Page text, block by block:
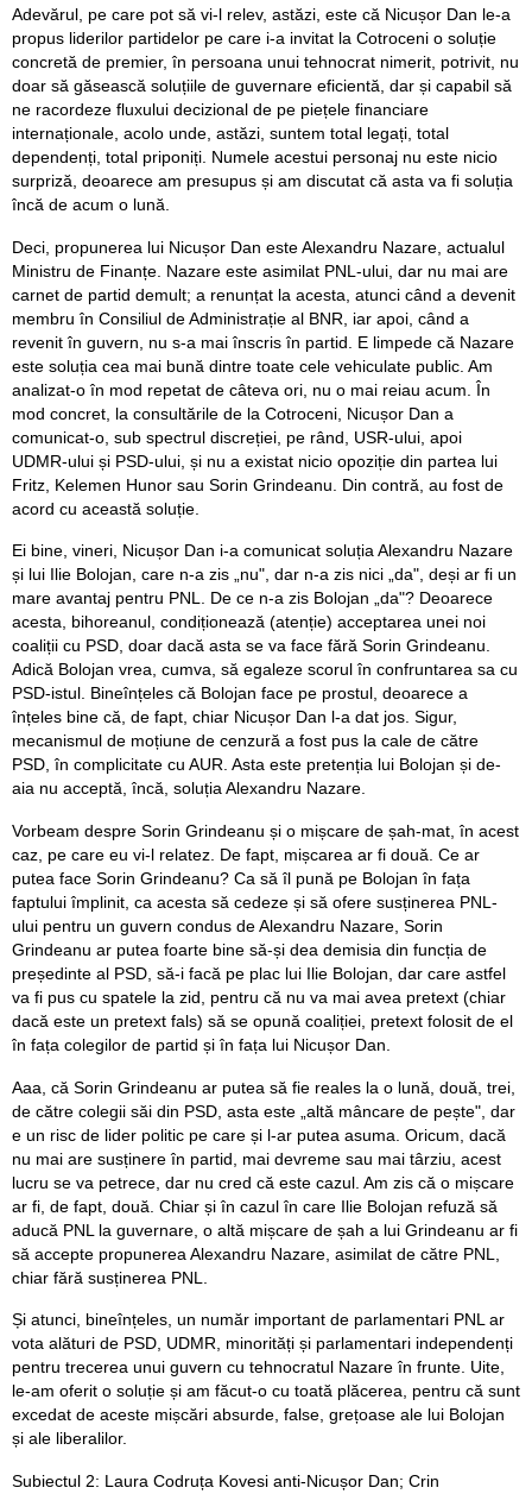
Adevărul, pe care pot să vi-l relev, astăzi, este că Nicușor Dan le-a
propus liderilor partidelor pe care i-a invitat la Cotroceni o soluție
concretă de premier, în persoana unui tehnocrat nimerit, potrivit, nu
doar să găsească soluțiile de guvernare eficientă, dar și capabil să
ne racordeze fluxului decizional de pe piețele financiare
internaționale, acolo unde, astăzi, suntem total legați, total
dependenți, total priponiți. Numele acestui personaj nu este nicio
surpriză, deoarece am presupus și am discutat că asta va fi soluția
încă de acum o lună.
Deci, propunerea lui Nicușor Dan este Alexandru Nazare, actualul
Ministru de Finanțe. Nazare este asimilat PNL-ului, dar nu mai are
carnet de partid demult; a renunțat la acesta, atunci când a devenit
membru în Consiliul de Administrație al BNR, iar apoi, când a
revenit în guvern, nu s-a mai înscris în partid. E limpede că Nazare
este soluția cea mai bună dintre toate cele vehiculate public. Am
analizat-o în mod repetat de câteva ori, nu o mai reiau acum. În
mod concret, la consultările de la Cotroceni, Nicușor Dan a
comunicat-o, sub spectrul discreției, pe rând, USR-ului, apoi
UDMR-ului și PSD-ului, și nu a existat nicio opoziție din partea lui
Fritz, Kelemen Hunor sau Sorin Grindeanu. Din contră, au fost de
acord cu această soluție.
Ei bine, vineri, Nicușor Dan i-a comunicat soluția Alexandru Nazare
și lui Ilie Bolojan, care n-a zis „nu", dar n-a zis nici „da", deși ar fi un
mare avantaj pentru PNL. De ce n-a zis Bolojan „da"? Deoarece
acesta, bihoreanul, condiționează (atenție) acceptarea unei noi
coaliții cu PSD, doar dacă asta se va face fără Sorin Grindeanu.
Adică Bolojan vrea, cumva, să egaleze scorul în confruntarea sa cu
PSD-istul. Bineînțeles că Bolojan face pe prostul, deoarece a
înțeles bine că, de fapt, chiar Nicușor Dan l-a dat jos. Sigur,
mecanismul de moțiune de cenzură a fost pus la cale de către
PSD, în complicitate cu AUR. Asta este pretenția lui Bolojan și de-
aia nu acceptă, încă, soluția Alexandru Nazare.
Vorbeam despre Sorin Grindeanu și o mișcare de șah-mat, în acest
caz, pe care eu vi-l relatez. De fapt, mișcarea ar fi două. Ce ar
putea face Sorin Grindeanu? Ca să îl pună pe Bolojan în fața
faptului împlinit, ca acesta să cedeze și să ofere susținerea PNL-
ului pentru un guvern condus de Alexandru Nazare, Sorin
Grindeanu ar putea foarte bine să-și dea demisia din funcția de
președinte al PSD, să-i facă pe plac lui Ilie Bolojan, dar care astfel
va fi pus cu spatele la zid, pentru că nu va mai avea pretext (chiar
dacă este un pretext fals) să se opună coaliției, pretext folosit de el
în fața colegilor de partid și în fața lui Nicușor Dan.
Aaa, că Sorin Grindeanu ar putea să fie reales la o lună, două, trei,
de către colegii săi din PSD, asta este „altă mâncare de pește", dar
e un risc de lider politic pe care și l-ar putea asuma. Oricum, dacă
nu mai are susținere în partid, mai devreme sau mai târziu, acest
lucru se va petrece, dar nu cred că este cazul. Am zis că o mișcare
ar fi, de fapt, două. Chiar și în cazul în care Ilie Bolojan refuză să
aducă PNL la guvernare, o altă mișcare de șah a lui Grindeanu ar fi
să accepte propunerea Alexandru Nazare, asimilat de către PNL,
chiar fără susținerea PNL.
Și atunci, bineînțeles, un număr important de parlamentari PNL ar
vota alături de PSD, UDMR, minorități și parlamentari independenți
pentru trecerea unui guvern cu tehnocratul Nazare în frunte. Uite,
le-am oferit o soluție și am făcut-o cu toată plăcerea, pentru că sunt
excedat de aceste mișcări absurde, false, grețoase ale lui Bolojan
și ale liberalilor.
Subiectul 2: Laura Codruța Kovesi anti-Nicușor Dan; Crin